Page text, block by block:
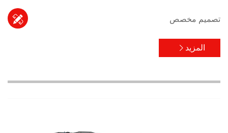
 تصميم مخصص
المزيد 